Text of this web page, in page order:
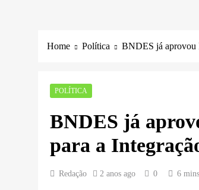
Home Política BNDES já aprovou
POLÍTICA
BNDES já
para a
Redação 2 anos ago 0 6 mins